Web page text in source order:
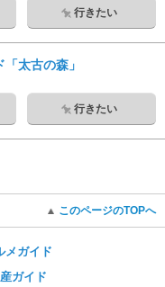
行きたい
太古の森」
行きたい
このページのTOPへ
メガイド
ガイド